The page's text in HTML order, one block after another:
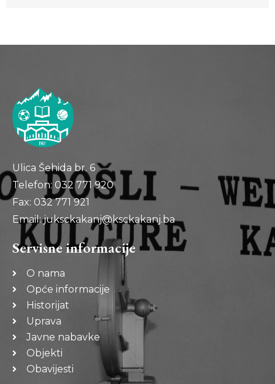
Ulica Šehida br. 6
Telefon: 032 771 920
Fax: 032 771 921
Email: juksckakanj@ksckakanj.ba
Servisne informacije
O nama
Opće informacije
Historijat
Uprava
Javne nabavke
Objekti
Obavijesti